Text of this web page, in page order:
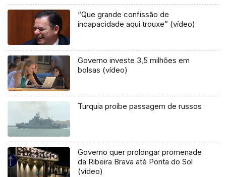
“Que grande confissão de
incapacidade aqui trouxe” (vídeo)
Governo investe 3,5 milhões em
bolsas (vídeo)
Turquia proíbe passagem de russos
Governo quer prolongar promenade
da Ribeira Brava até Ponta do Sol
(vídeo)